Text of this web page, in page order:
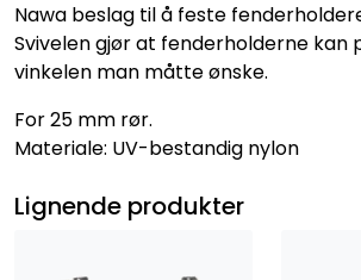
Nawa beslag til å feste
Svivelen gjør at fenderholderne kan
vinkelen man måtte ønske.
For 25 mm rør.
Materiale: UV-bestandig nylon
Lignende produkter